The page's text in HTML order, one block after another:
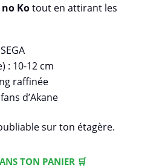
Kotout en attirant les
: 10-12 cm
raffinée
d’Akane
sur ton étagère.
TON PANIER 🛒